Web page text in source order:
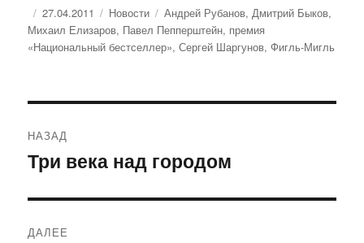
Опубликовано
27.04.2011 Рубрики
Новости Метки
Андрей Рубанов,Дмитрий Быков,
Михаил Елизаров, Павел Пепперштейн, премия
«Национальный бестселлер»,Сергей Шаргунов,Фигль-Мигль
по
НАЗАД
Предыдущая
Три века над городом
ДАЛЕЕ